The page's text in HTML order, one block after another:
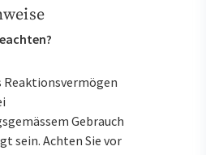
Reaktionsvermögen
Gebrauch
sein. Achten Sie vor